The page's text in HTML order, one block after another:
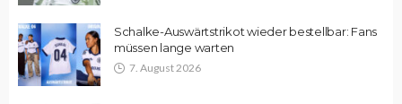
Schalke-Auswärtstrikot wieder bestellbar: Fans
müssen lange warten
7. August 2026